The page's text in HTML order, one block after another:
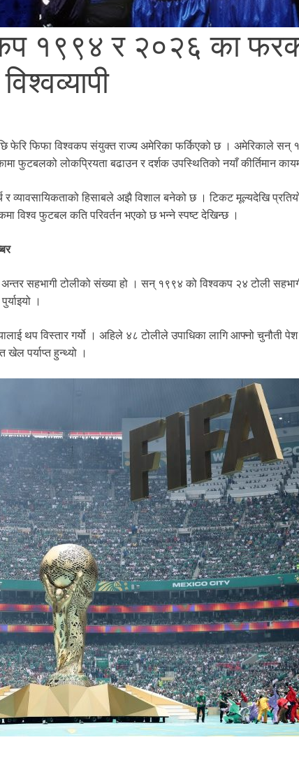
१९९४ र २०२६ का
फेरि फिफा विश्वकप संयुक्त राज्य अमेरिका फर्किएको छ । अमेरिकाले सन्
फुटबलको लोकप्रियता बढाउन र दर्शक उपस्थितिको नयाँ कीर्तिमान
हिसाबले अझै विशाल बनेको छ । टिकट मूल्यदेखि
विश्व फुटबल कति परिवर्तन भएको छ भन्ने स्पष्ट देखिन्छ ।
सहभागी टोलीको संख्या हो । सन् १९९४ को विश्वकप २४ टोली
।
थप विस्तार गर्यो । अहिले ४८ टोलीले उपाधिका लागि आफ्नो चुनौती
पर्याप्त हुन्थ्यो ।